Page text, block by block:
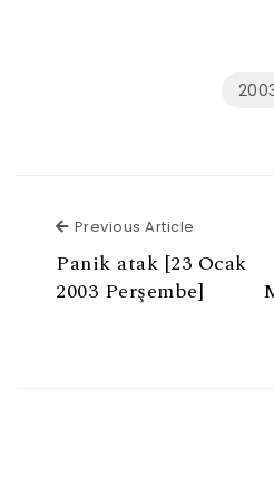
Previous Article
Panik atak [23 Ocak
2003 Perşembe]